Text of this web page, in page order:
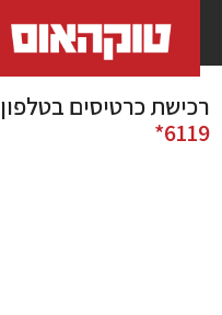
רכישת כרטיסים בטלפון
6119*